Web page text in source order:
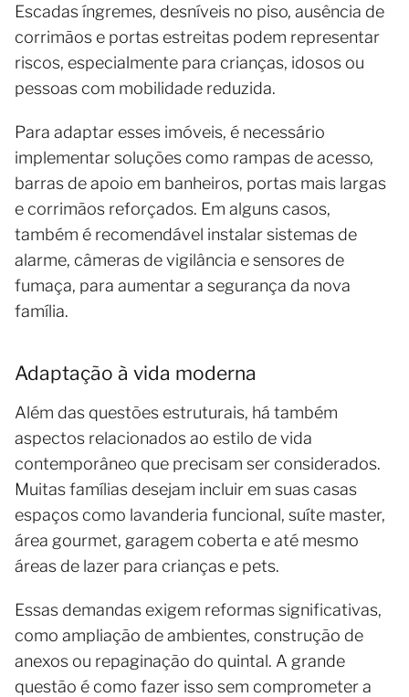
Escadas íngremes, desníveis no piso, ausência de
corrimãos e portas estreitas podem representar
riscos, especialmente para crianças, idosos ou
pessoas com mobilidade reduzida.
Para adaptar esses imóveis, é necessário
implementar soluções como rampas de acesso,
barras de apoio em banheiros, portas mais largas
e corrimãos reforçados. Em alguns casos,
também é recomendável instalar sistemas de
alarme, câmeras de vigilância e sensores de
fumaça, para aumentar a segurança da nova
família.
Adaptação à vida moderna
Além das questões estruturais, há também
aspectos relacionados ao estilo de vida
contemporâneo que precisam ser considerados.
Muitas famílias desejam incluir em suas casas
espaços como lavanderia funcional, suíte master,
área gourmet, garagem coberta e até mesmo
áreas de lazer para crianças e pets.
Essas demandas exigem reformas significativas,
como ampliação de ambientes, construção de
anexos ou repaginação do quintal. A grande
questão é como fazer isso sem comprometer a